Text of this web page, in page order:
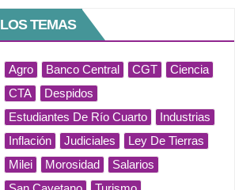
LOS TEMAS
Agro Banco Central CGT
Ciencia
CTA
Despidos
Estudiantes De Río Cuarto
Industrias
Inflación
Judiciales
Ley De Tierras
Milei
Morosidad
Salarios